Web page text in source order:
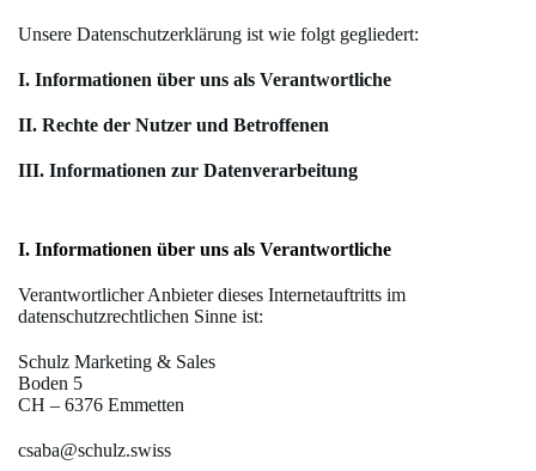
Unsere Datenschutzerklärung ist wie folgt gegliedert:
I. Informationen über uns als Verantwortliche
II. Rechte der Nutzer und Betroffenen
III. Informationen zur Datenverarbeitung
I. Informationen über uns als Verantwortliche
Verantwortlicher Anbieter dieses Internetauftritts im
datenschutzrechtlichen Sinne ist:
Schulz Marketing & Sales
Boden 5
CH – 6376 Emmetten
csaba@schulz.swiss